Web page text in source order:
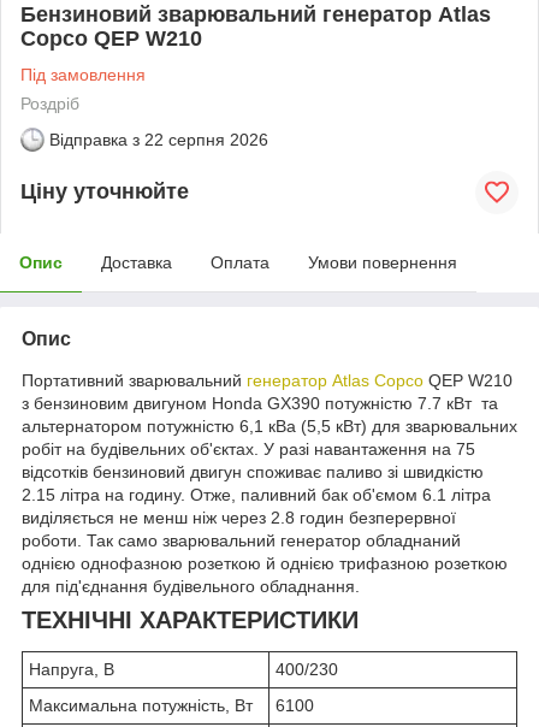
Бензиновий зварювальний генератор Atlas
Copco QEP W210
Під замовлення
Роздріб
Відправка з 22 серпня 2026
Ціну уточнюйте
Опис Доставка Оплата Умови повернення
Опис
Портативний зварювальний генератор Atlas Copco QEP W210
з бензиновим двигуном Honda GX390 потужністю 7.7 кВт та
альтернатором потужністю 6,1 кВа (5,5 кВт) для зварювальних
робіт на будівельних об'єктах. У разі навантаження на 75
відсотків бензиновий двигун споживає паливо зі швидкістю
2.15 літра на годину. Отже, паливний бак об'ємом 6.1 літра
виділяється не менш ніж через 2.8 годин безперервної
роботи. Так само зварювальний генератор обладнаний
однією однофазною розеткою й однією трифазною розеткою
для під'єднання будівельного обладнання.
ТЕХНІЧНІ ХАРАКТЕРИСТИКИ
Напруга, В
400/230
Максимальна потужність, Вт
6100